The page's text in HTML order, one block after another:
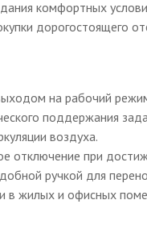
комфортных
дорогостоящего
на рабочий
поддержания
воздуха.
отключение при
ручкой для
в жилых и офисных